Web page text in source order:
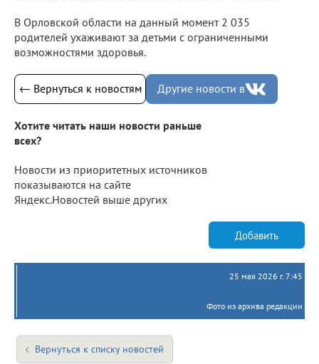
В Орловской области на данный момент 2 035
родителей ухаживают за детьми с ограниченными
возможностями здоровья.
← Вернуться к новостям Другие новости в
Хотите читать наши новости раньше
всех?
Новости из приоритетных источников
показываются на сайте
Яндекс.Новостей выше других
Добавить
25 мая 2026 г. 7:45
Фото из архива редакции
Вернуться к списку новостей